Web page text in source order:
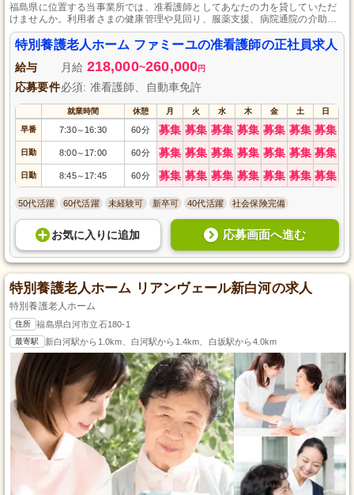
福島県に位置する当事業所では、准看護師としてあなたの力を貸していただ
けませんか。利用者さまの健康管理や見回り、服薬支援、病院通院の介助な
ど、大切な役割を担っていただきます。未経験者も歓迎し、充実したフォロ
ー体制で安心してスタートできます。勤務時間の選択肢があり、昇給・賞与
支給ありで、家庭をお持ちの方も働きやすい環境を提供しています。
特別養護老人ホーム ファミーユの准看護師の正社員求人
給与 月給 218,000~260,000円
応募要件必須: 准看護師、自動車免許
就業時間 休憩 月 火 水 木 金 土 日
早番 7:30～ 16:30 60分 募集 募集 募集 募集 募集 募集 募集
日勤 8:00～ 17:00 60分 募集 募集 募集 募集 募集 募集 募集
日勤 8:45～ 17:45 60分 募集 募集 募集 募集 募集 募集 募集
50代活躍 60代活躍 未経験可 新卒可 40代活躍 社会保険完備
お気に入り に追加 応募画面へ進む
特別養護老人ホーム リアンヴェール新白河の求人
特別養護老人ホーム
住所 福島県白河市立石180-1
最寄駅 新白河駅から1.0km、白河駅から1.4km、白坂駅から4.0km